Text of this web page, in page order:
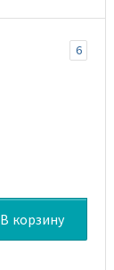
6
В корзину